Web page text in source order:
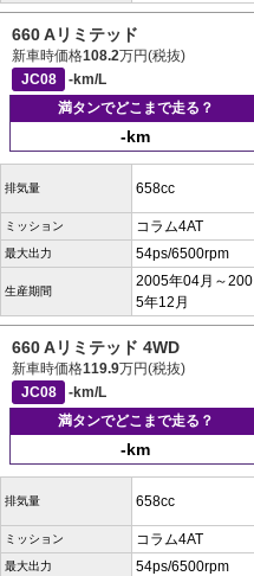
660 Aリミテッド
新車時価格108.2万円(税抜)
JC08
-km/L
満タンでどこまで走る？
-km
排気量 658cc
ミッション コラム4AT
最大出力 54ps/6500rpm
生産期間
2005年04月～200
5年12月
660 Aリミテッド 4WD
新車時価格119.9万円(税抜)
JC08
-km/L
満タンでどこまで走る？
-km
排気量 658cc
ミッション コラム4AT
最大出力 54ps/6500rpm